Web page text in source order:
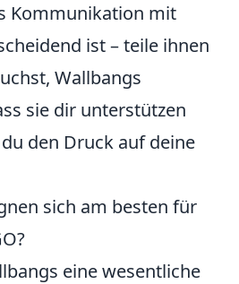
Kommunikation mit
ist – teile ihnen
Wallbangs
sie dir unterstützen
den Druck auf deine
sich am besten für
eine wesentliche